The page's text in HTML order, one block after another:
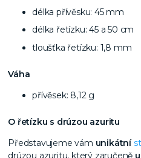
délka přívěsku: 45 mm
délka řetízku: 45 a 50 cm
tloušťka řetízku: 1,8 mm
Váha
přívěsek: 8,12 g
O řetízku s drúzou azuritu
Představujeme vám unikátní
drúzou azuritu, který zaručeně